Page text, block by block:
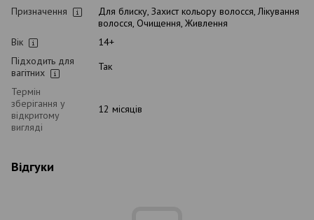
Призначення
Для блиску, Захист кольору волосся, Лікування
волосся, Очищення, Живлення
Вік
14+
Підходить для
вагітних
Так
Термін
зберігання у
відкритому
вигляді
12 місяців
Відгуки